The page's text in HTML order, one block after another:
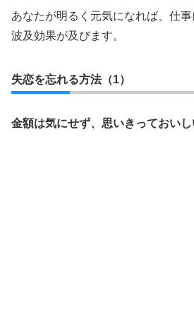
あなたが明るく元気になれば、仕
波及効果が及びます。
失恋を忘れる方法（1）
金額は気にせず、思いきっておいし